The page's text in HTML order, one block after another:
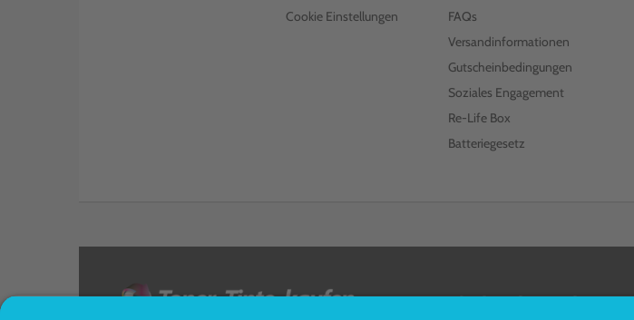
LEXMARK TONER 73B20M0
Cookie Einstellungen
FAQs
Versandinformationen
Gutscheinbedingungen
Soziales Engagement
Re-Life Box
Batteriegesetz
< FOLGEN SIE UNS